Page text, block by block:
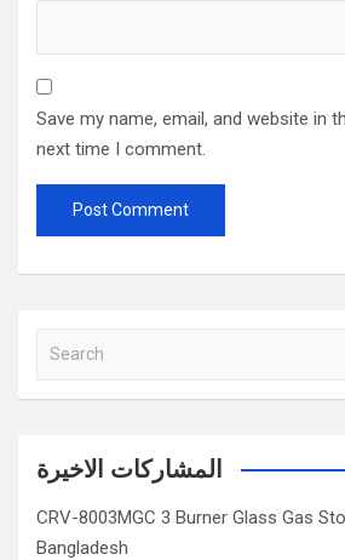
Save my name, email, and website in
next time I comment.
a
c
المشاركات الاخيرة
CRV-8003MGC 3 Burner Glass Gas
Bangladesh